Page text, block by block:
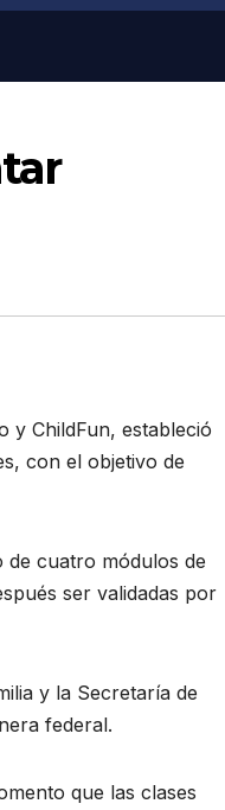
y ChildFun, estableció
con el objetivo de
de cuatro módulos de
ser validadas por
y la Secretaría de
federal.
que las clases